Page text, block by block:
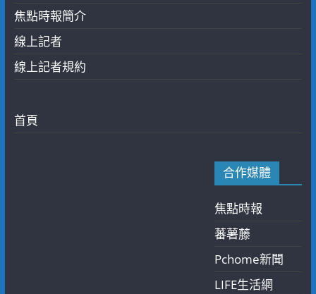
焦點時報簡介
線上記者
線上記者規約
首頁
合作媒體
焦點時報
蕃薯藤
Pchome新聞
LIFE生活網